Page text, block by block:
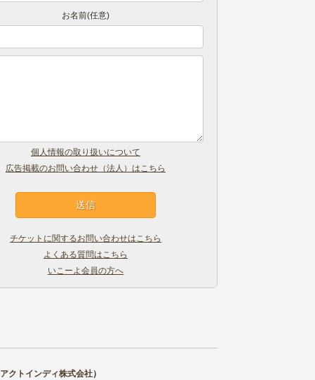
お名前(任意)
個人情報の取り扱いについて
広告掲載のお問い合わせ（法人）はこちら
チケットに関するお問い合わせはこちら
よくある質問はこちら
いこーよ会員の方へ
アクトインディ株式会社）